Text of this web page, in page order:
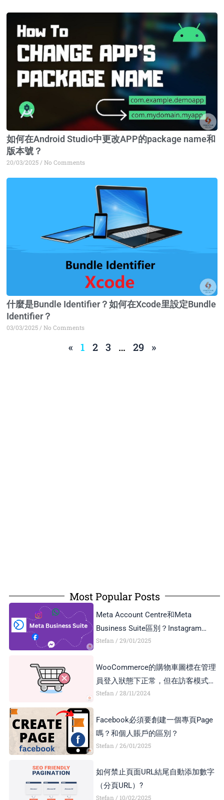
如何在Android Studio中更改APP的package name和
版本號？
20/03/2025 No Comments
什麼是Bundle Identifier？如何在Xcode里設定Bundle
Identifier？
03/03/2025 No Comments
« 1 2 3 … 29 »
Most Popular Posts
Meta Account Centre和Meta
Business Suite區別？Instagram
Business Account和Creator Account
Stefan 29/01/2025
WooCommerce的購物車圖標在管理
員登入狀態下正常，但在訪客模式下
顯示異常，如何解決？
Stefan 28/11/2024
Facebook必須要創建一個專頁Page
嗎？和個人賬戶的區別？
Stefan 26/01/2025
如何禁止頁面URL結尾自動添加數字
（分頁URL）?
Stefan 10/02/2025